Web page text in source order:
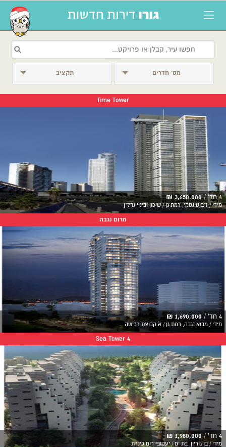
מס׳ חדרים תקציב
Time Tower
4 חד' / 3,650,000 ₪
מידי / ז'בוטינסקי, רמת גן / שיכון ובינוי נדל"ן
מרום נגבה
4 חד' / 1,690,000 ₪
מידי / מבוא נגבה, רמת גן / א.קבוצת רכישה
Sea Tower 4
4 חד' / 1,980,000 ₪
מידי / בן גוריון, בת ים / יעקובי רום כינרת